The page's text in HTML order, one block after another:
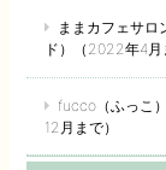
ままカフェサロ
ド）（2022年4月
fucco（ふっこ
12月まで）